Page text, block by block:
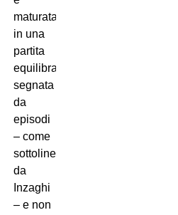
maturata
in una
partita
equilibrata,
segnata
da
episodi
– come
sottolineato
da
Inzaghi
– e non